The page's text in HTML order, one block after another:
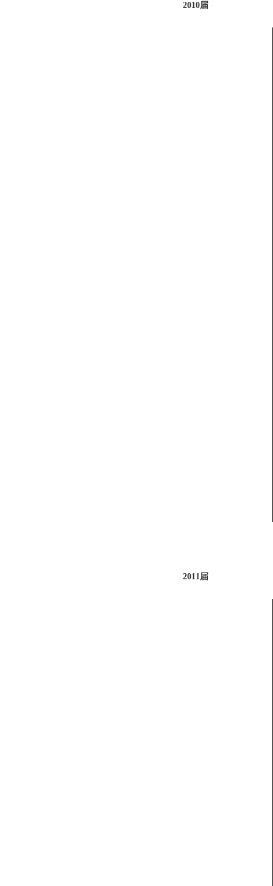
2010届
2011届